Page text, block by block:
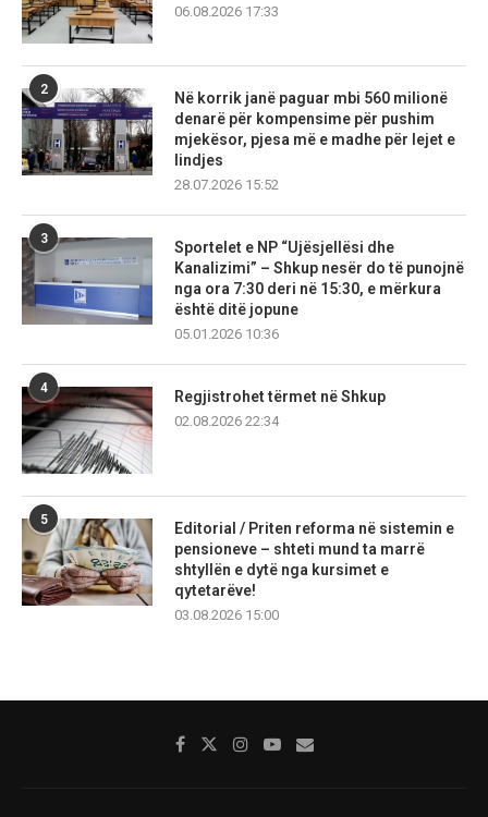
06.08.2026 17:33
2
Në korrik janë paguar mbi 560 milionë
denarë për kompensime për pushim
mjekësor, pjesa më e madhe për lejet e
lindjes
28.07.2026 15:52
3
Sportelet e NP “Ujësjellësi dhe
Kanalizimi” – Shkup nesër do të punojnë
nga ora 7:30 deri në 15:30, e mërkura
është ditë jopune
05.01.2026 10:36
4
Regjistrohet tërmet në Shkup
02.08.2026 22:34
5
Editorial / Priten reforma në sistemin e
pensioneve – shteti mund ta marrë
shtyllën e dytë nga kursimet e
qytetarëve!
03.08.2026 15:00